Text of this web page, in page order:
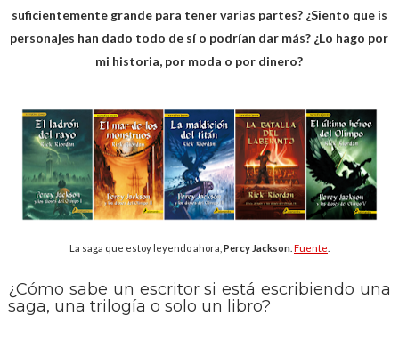
suficientemente grande para tener varias partes? ¿Siento que is
personajes han dado todo de sí o podrían dar más? ¿Lo hago por
mi historia, por moda o por dinero?
La saga que estoy leyendo ahora, Percy Jackson Fuente
¿Cómo sabe un escritor si está escribiendo una
saga, una trilogía o solo un libro?